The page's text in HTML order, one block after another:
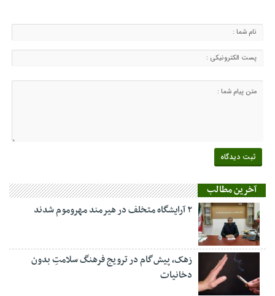
آخرین مطالب
۲ آرایشگاه متخلف در هیرمند مهروموم شدند
زهک، پیش‌گام در ترویج فرهنگ سلامتِ بدون
دخانیات